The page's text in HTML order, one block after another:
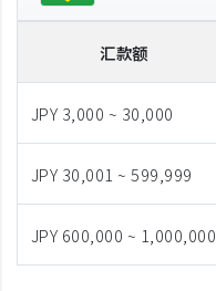
汇款额
JPY 3,000 ~ 30,000
JPY 30,001 ~ 599,999
JPY 600,000 ~ 1,000,000